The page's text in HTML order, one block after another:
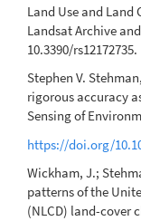
Land Use and
Landsat Archive
10.3390/rs12172735.
Stephen V.
rigorous accuracy
Sensing of
https://doi.org/
Wickham, J.;
patterns of the
(NLCD) land-cover